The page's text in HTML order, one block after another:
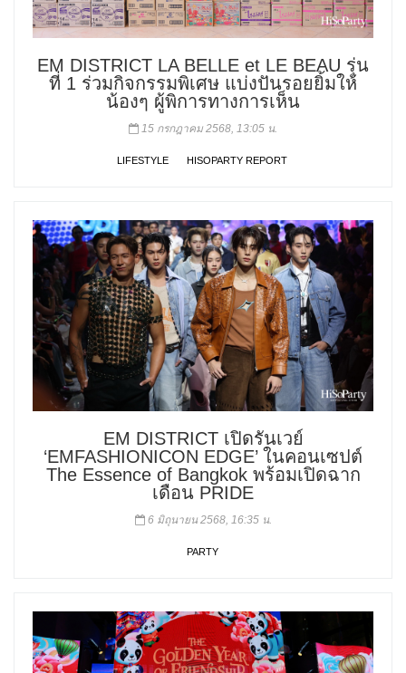
EM DISTRICT LA BELLE et LE BEAU รุ่น
ที่ 1 ร่วมกิจกรรมพิเศษ แบ่งปันรอยยิ้มให้
น้องๆ ผู้พิการทางการเห็น
15 กรกฎาคม 2568, 13:05 น.
LIFESTYLE HISOPARTY REPORT
EM DISTRICT เปิดรันเวย์
‘EMFASHIONICON EDGE’ ในคอนเซปต์
The Essence of Bangkok พร้อมเปิดฉาก
เดือน PRIDE
6 มิถุนายน 2568, 16:35 น.
PARTY